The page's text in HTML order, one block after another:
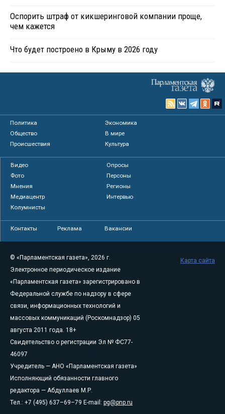
Оспорить штраф от кикшеринговой компании проще,
чем кажется
Что будет построено в Крыму в 2026 году
Политика
Экономика
Общество
В мире
Происшествия
Культура
Видео
Опросы
Фото
Персоны
Мнения
Регионы
Медиацентр
Интервью
Колумнисты
Контакты Реклама Вакансии
© «Парламентская газета», 2026 г.
Электронное периодическое издание
«Парламентская газета» зарегистрировано в
Федеральной службе по надзору в сфере
связи, информационных технологий и
массовых коммуникаций (Роскомнадзор) 05
августа 2011 года. 18+
Свидетельство о регистрации Эл № ФС77-
46097
Учредитель — АНО «Парламентская газета»
Исполняющий обязанности главного
редактора — Абдуллаев М.Р.
Тел.: +7 (495) 637–69–79 E-mail: pg@pnp.ru
Карта сайта